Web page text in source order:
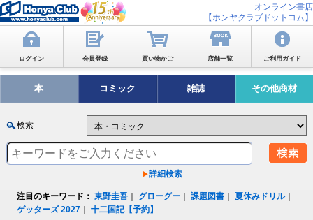
オンライン書店
【ホンヤクラブドットコム】
ログイン 会員登録 買い物かご 店舗一覧 ご利用ガイド
本 コミック 雑誌 その他商材
検索
詳細検索
注目のキーワード： 東野圭吾 グローグー ｜課題図書 ｜夏休みドリル｜
ゲッターズ 2027 ｜十二国記【予約】